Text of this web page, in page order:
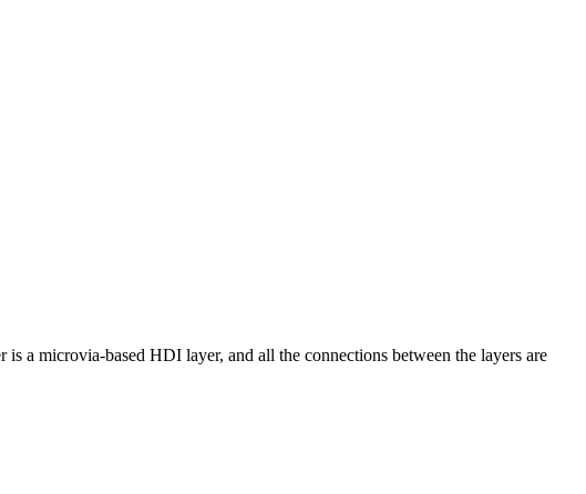
a microvia-based HDI layer, and all the connections between the layers are